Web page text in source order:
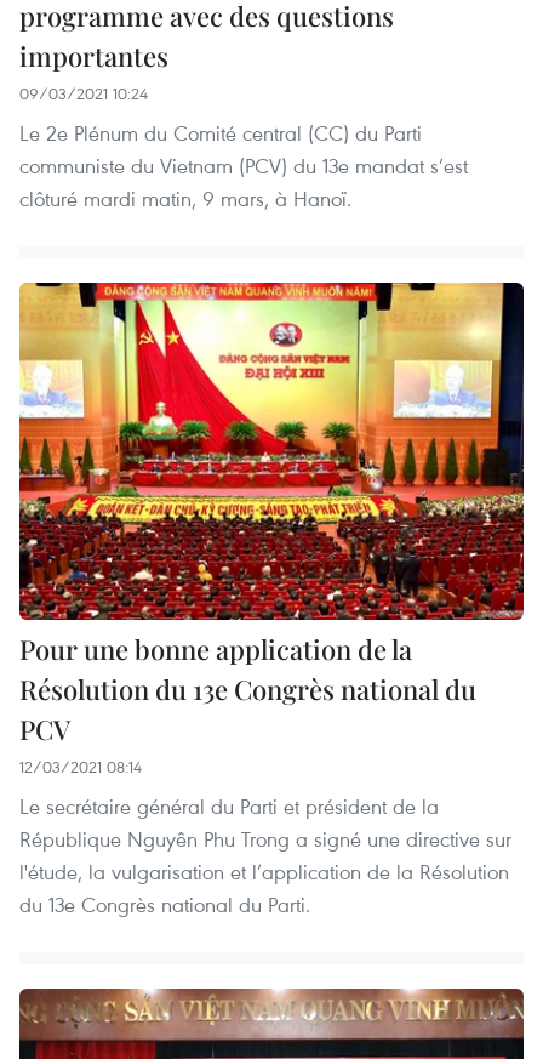
programme avec des questions
importantes
09/03/2021 10:24
Le 2e Plénum du Comité central (CC) du Parti
communiste du Vietnam (PCV) du 13e mandat s’est
clôturé mardi matin, 9 mars, à Hanoï.
Pour une bonne application de la
Résolution du 13e Congrès national du
PCV
12/03/2021 08:14
Le secrétaire général du Parti et président de la
République Nguyên Phu Trong a signé une directive sur
l'étude, la vulgarisation et l’application de la Résolution
du 13e Congrès national du Parti.